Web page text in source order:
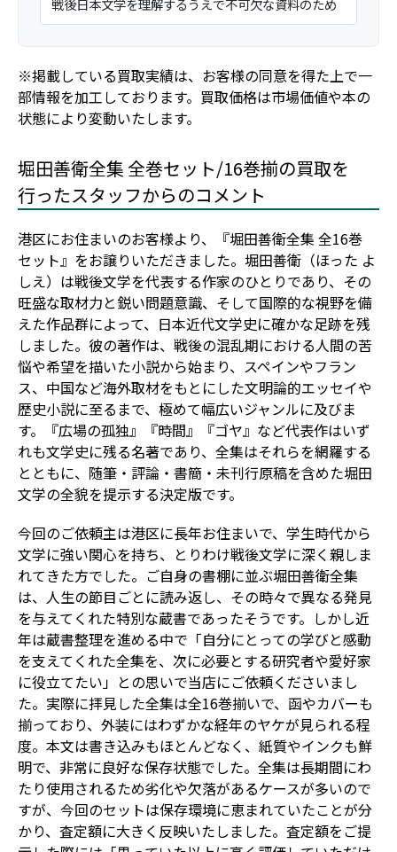
戦後日本文学を理解するうえで不可欠な資料のため
※掲載している買取実績は、お客様の同意を得た上で一
部情報を加工しております。買取価格は市場価値や本の
状態により変動いたします。
堀田善衛全集 全巻セット/16巻揃の買取を
行ったスタッフからのコメント
港区にお住まいのお客様より、『堀田善衛全集 全16巻
セット』をお譲りいただきました。堀田善衛（ほった よ
しえ）は戦後文学を代表する作家のひとりであり、その
旺盛な取材力と鋭い問題意識、そして国際的な視野を備
えた作品群によって、日本近代文学史に確かな足跡を残
しました。彼の著作は、戦後の混乱期における人間の苦
悩や希望を描いた小説から始まり、スペインやフラン
ス、中国など海外取材をもとにした文明論的エッセイや
歴史小説に至るまで、極めて幅広いジャンルに及びま
す。『広場の孤独』『時間』『ゴヤ』など代表作はいず
れも文学史に残る名著であり、全集はそれらを網羅する
とともに、随筆・評論・書簡・未刊行原稿を含めた堀田
文学の全貌を提示する決定版です。
今回のご依頼主は港区に長年お住まいで、学生時代から
文学に強い関心を持ち、とりわけ戦後文学に深く親しま
れてきた方でした。ご自身の書棚に並ぶ堀田善衛全集
は、人生の節目ごとに読み返し、その時々で異なる発見
を与えてくれた特別な蔵書であったそうです。しかし近
年は蔵書整理を進める中で「自分にとっての学びと感動
を支えてくれた全集を、次に必要とする研究者や愛好家
に役立てたい」との思いで当店にご依頼くださいまし
た。実際に拝見した全集は全16巻揃いで、函やカバーも
揃っており、外装にはわずかな経年のヤケが見られる程
度。本文は書き込みもほとんどなく、紙質やインクも鮮
明で、非常に良好な保存状態でした。全集は長期間にわ
たり使用されるため劣化や欠落があるケースが多いので
すが、今回のセットは保存環境に恵まれていたことが分
かり、査定額に大きく反映いたしました。査定額をご提